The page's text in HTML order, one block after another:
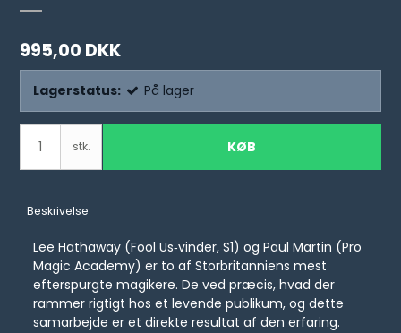
995,00 DKK
Lagerstatus: På lager
stk. KØB
Beskrivelse
Lee Hathaway (Fool Us‑vinder, S1) og Paul Martin (Pro
Magic Academy) er to af Storbritanniens mest
efterspurgte magikere. De ved præcis, hvad der
rammer rigtigt hos et levende publikum, og dette
samarbejde er et direkte resultat af den erfaring.